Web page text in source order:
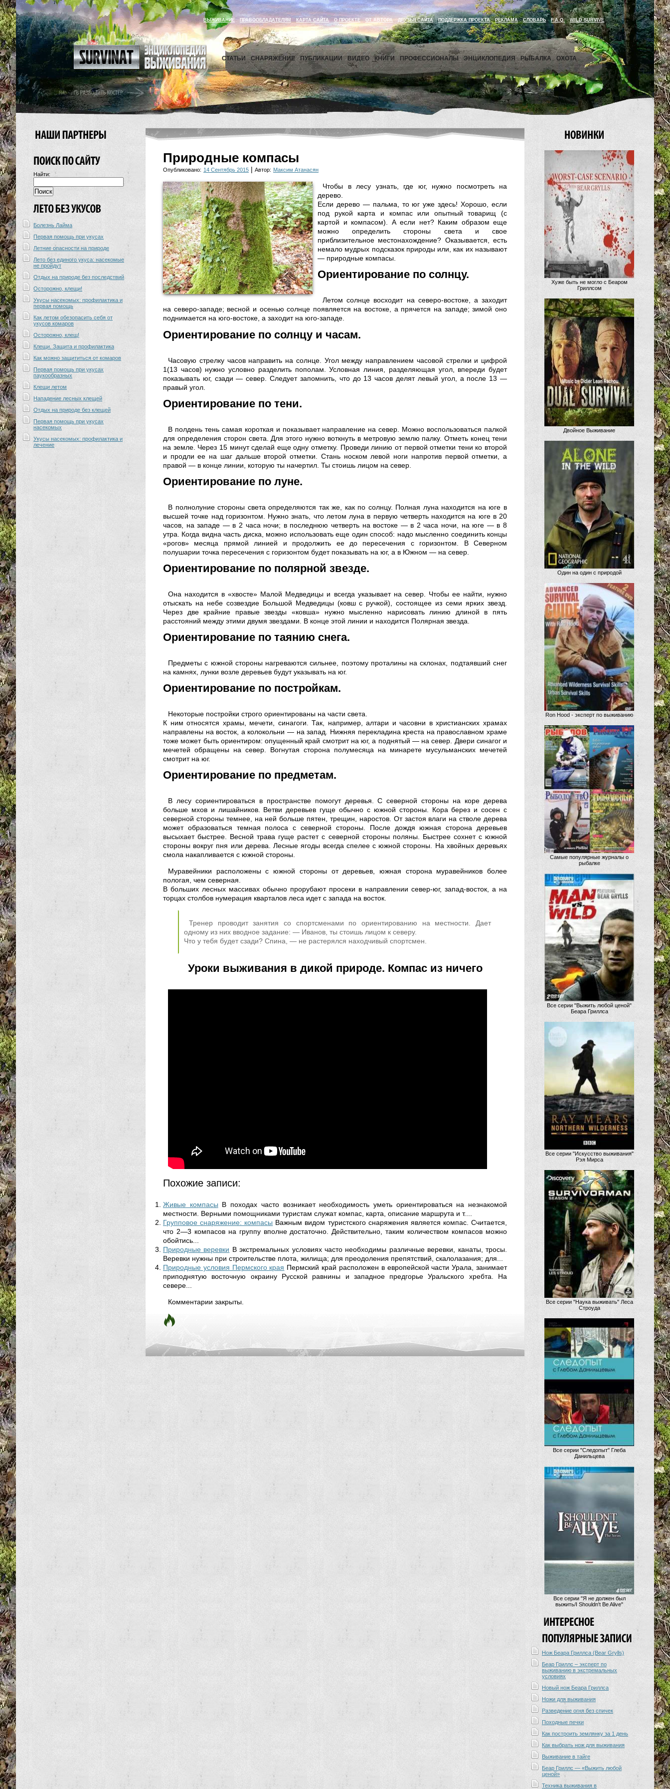
ВЫЖИВАНИЕ ПРАВООБЛАДАТЕЛЯМ КАРТА САЙТА О ПРОЕКТЕ ОТ АВТОРА ДРУЗЬЯ САЙТА ПОДДЕРЖКА ПРОЕКТА РЕКЛАМА СЛОВАРЬ F.A.Q. WILD SURVIVE
СТАТЬИ СНАРЯЖЕНИЕ ПУБЛИКАЦИИ ВИДЕО КНИГИ ПРОФЕССИОНАЛЫ ЭНЦИКЛОПЕДИЯ РЫБАЛКА ОХОТА
Найти:
Болезнь Лайма
Первая помощь при укусах
Летние опасности на природе
Лето без единого укуса: насекомые
не пройдут
Отдых на природе без последствий
Осторожно, клещи!
Укусы насекомых: профилактика и
первая помощь
Как летом обезопасить себя от
укусов комаров
Осторожно, клещ!
Клещи. Защита и профилактика
Как можно защититься от комаров
Первая помощь при укусах
паукообразных
Клещи летом
Нападение лесных клещей
Отдых на природе без клещей
Первая помощь при укусах
насекомых
Укусы насекомых: профилактика и
лечение
Природные компасы
Опубликовано: 14 Сентябрь 2015 | Автор: Максим Атанасян
Чтобы в лесу узнать, где юг, нужно посмотреть на
дерево.
Если дерево — пальма, то юг уже здесь! Хорошо, если
под рукой карта и компас или опытный товарищ (с
картой и компасом). А если нет? Каким образом еще
можно определить стороны света и свое
приблизительное местонахождение? Оказывается, есть
немало мудрых подсказок природы или, как их называют
— природные компасы.
Ориентирование по солнцу.
Летом солнце восходит на северо-востоке, а заходит
на северо-западе; весной и осенью солнце появляется на востоке, а прячется на западе; зимой оно
поднимается на юго-востоке, а заходит на юго-западе.
Ориентирование по солнцу и часам.
Часовую стрелку часов направить на солнце. Угол между направлением часовой стрелки и цифрой
1(13 часов) нужно условно разделить пополам. Условная линия, разделяющая угол, впереди будет
показывать юг, сзади — север. Следует запомнить, что до 13 часов делят левый угол, а после 13 —
правый угол.
Ориентирование по тени.
В полдень тень самая короткая и показывает направление на север. Можно воспользоваться палкой
для определения сторон света. Для этого нужно воткнуть в метровую землю палку. Отметь конец тени
на земле. Через 15 минут сделай еще одну отметку. Проведи линию от первой отметки тени ко второй
и продли ее на шаг дальше второй отметки. Стань носком левой ноги напротив первой отметки, а
правой — в конце линии, которую ты начертил. Ты стоишь лицом на север.
Ориентирование по луне.
В полнолуние стороны света определяются так же, как по солнцу. Полная луна находится на юге в
высшей точке над горизонтом. Нужно знать, что летом луна в первую четверть находится на юге в 20
часов, на западе — в 2 часа ночи; в последнюю четверть на востоке — в 2 часа ночи, на юге — в 8
утра. Когда видна часть диска, можно использовать еще один способ: надо мысленно соединить концы
«рогов» месяца прямой линией и продолжить ее до пересечения с горизонтом. В Северном
полушарии точка пересечения с горизонтом будет показывать на юг, а в Южном — на север.
Ориентирование по полярной звезде.
Она находится в «хвосте» Малой Медведицы и всегда указывает на север. Чтобы ее найти, нужно
отыскать на небе созвездие Большой Медведицы (ковш с ручкой), состоящее из семи ярких звезд.
Через две крайние правые звезды «ковша» нужно мысленно нарисовать линию длиной в пять
расстояний между этими двумя звездами. В конце этой линии и находится Полярная звезда.
Ориентирование по таянию снега.
Предметы с южной стороны нагреваются сильнее, поэтому проталины на склонах, подтаявший снег
на камнях, лунки возле деревьев будут указывать на юг.
Ориентирование по постройкам.
Некоторые постройки строго ориентированы на части света.
К ним относятся храмы, мечети, синагоги. Так, например, алтари и часовни в христианских храмах
направлены на восток, а колокольни — на запад. Нижняя перекладина креста на православном храме
тоже может быть ориентиром: опущенный край смотрит на юг, а поднятый — на север. Двери синагог и
мечетей обращены на север. Вогнутая сторона полумесяца на минарете мусульманских мечетей
смотрит на юг.
Ориентирование по предметам.
В лесу сориентироваться в пространстве помогут деревья. С северной стороны на коре дерева
больше мхов и лишайников. Ветви деревьев гуще обычно с южной стороны. Кора берез и сосен с
северной стороны темнее, на ней больше пятен, трещин, наростов. От застоя влаги на стволе дерева
может образоваться темная полоса с северной стороны. После дождя южная сторона деревьев
высыхает быстрее. Весной трава гуще растет с северной стороны поляны. Быстрее сохнет с южной
стороны вокруг пня или дерева. Лесные ягоды всегда спелее с южной стороны. На хвойных деревьях
смола накапливается с южной стороны.
Муравейники расположены с южной стороны от деревьев, южная сторона муравейников более
пологая, чем северная.
В больших лесных массивах обычно прорубают просеки в направлении север-юг, запад-восток, а на
торцах столбов нумерация кварталов леса идет с запада на восток.
Тренер проводит занятия со спортсменами по ориентированию на местности. Дает
одному из них вводное задание: — Иванов, ты стоишь лицом к северу.
Что у тебя будет сзади? Спина, — не растерялся находчивый спортсмен.
Уроки выживания в дикой природе. Компас из ничего
Похожие записи:
Живые компасы В походах часто возникает необходимость уметь ориентироваться на незнакомой
местности. Верными помощниками туристам служат компас, карта, описание маршрута и т....
Групповое снаряжение: компасы Важным видом туристского снаряжения является компас. Считается,
что 2—3 компасов на группу вполне достаточно. Действительно, таким количеством компасов можно
обойтись...
Природные веревки В экстремальных условиях часто необходимы различные веревки, канаты, тросы.
Веревки нужны при строительстве плота, жилища; для преодоления препятствий, скалолазания; для...
Природные условия Пермского края Пермский край расположен в европейской части Урала, занимает
приподнятую восточную окраину Русской равнины и западное предгорье Уральского хребта. На
севере...
Комментарии закрыты.
Хуже быть не могло с Беаром
Гриллсом
Двойное Выживание
Один на один с природой
Ron Hood - эксперт по выживанию
Самые популярные журналы о
рыбалке
Все серии "Выжить любой ценой"
Беара Гриллса
Все серии "Искусство выживания"
Рэя Мирса
Все серии "Наука выживать" Леса
Строуда
Все серии "Следопыт" Глеба
Данильцева
Все серии "Я не должен был
выжить/I Shouldn't Be Alive"
Нож Беара Гриллса (Bear Grylls)
Беар Гриллс – эксперт по
выживанию в экстремальных
условиях
Новый нож Беара Гриллса
Ножи для выживания
Разведение огня без спичек
Походные печки
Как построить землянку за 1 день
Как выбрать нож для выживания
Выживание в тайге
Беар Гриллс — «Выжить любой
ценой»
Техника выживания в